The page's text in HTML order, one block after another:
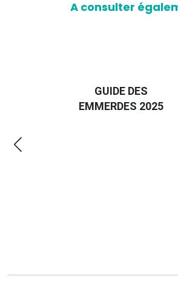
A consulter
GUIDE DES
EMMERDES 2025